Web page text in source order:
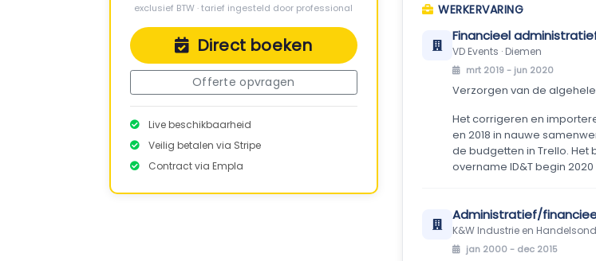
exclusief BTW · tarief ingesteld door professional
Direct boeken
Offerte opvragen
Live beschikbaarheid
Veilig betalen via Stripe
Contract via Empla
WERKERVARING
Financieel
VD Events · Diemen
mrt 2019 - jun 2020
Verzorgen van de
Het corrigeren en
en 2018 in nauwe
de budgetten in Trello.
overname ID&T begin
Administratief/
K&W Industrie en
jan 2000 - dec 2015